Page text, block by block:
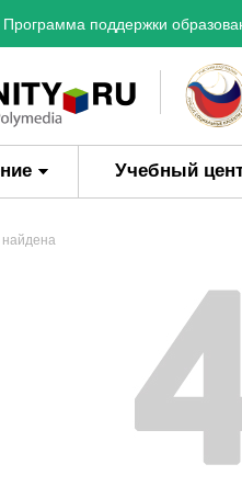
Программа поддержки
Учебный